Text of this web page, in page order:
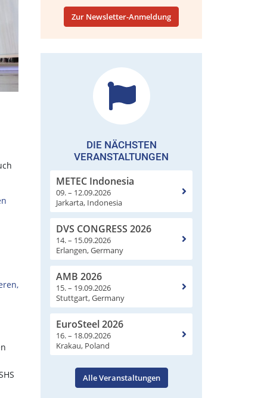
Zur Newsletter-Anmeldung
DIE NÄCHSTEN
VERANSTALTUNGEN
METEC Indonesia
09. – 12.09.2026
Jarkarta, Indonesia
DVS CONGRESS 2026
14. – 15.09.2026
Erlangen, Germany
AMB 2026
15. – 19.09.2026
Stuttgart, Germany
EuroSteel 2026
16. – 18.09.2026
Krakau, Poland
Alle Veranstaltungen